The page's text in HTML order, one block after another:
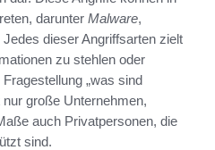
darunter Malware,
Jedes dieser Angriffsarten zielt
zu stehlen oder
„was sind
große Unternehmen,
auch Privatpersonen, die
sind.